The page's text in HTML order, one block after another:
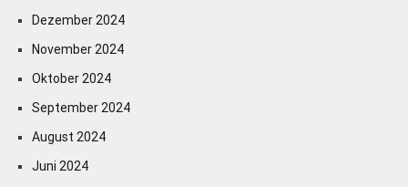
Dezember 2024
November 2024
Oktober 2024
September 2024
August 2024
Juni 2024